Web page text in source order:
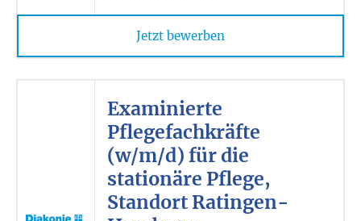
Jetzt bewerben
Examinierte
Pflegefachkräfte
(w/m/d) für die
stationäre Pflege,
Standort Ratingen-